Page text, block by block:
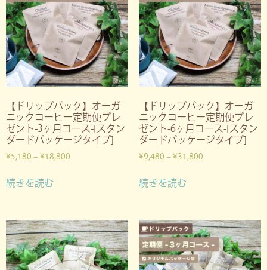
【ドリップバック】オーガ
ニックコーヒー定期便プレ
ゼント-3ヶ月コース-[スタン
ダードパッケージタイプ]
¥5,180 –¥18,800
続きを読む
【ドリップバック】オーガ
ニックコーヒー定期便プレ
ゼント-6ヶ月コース-[スタン
ダードパッケージタイプ]
¥9,480 –¥31,800
続きを読む